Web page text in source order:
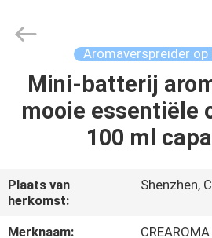
HUIS
PRODUCTEN
VIDEOS
Online
Market.
Developed
Aromaverspreider
Mini-batterij
mooie essentiële
100 ml
Plaats van
herkomst:
Shenzhen,
Merknaam:
CREAROMA